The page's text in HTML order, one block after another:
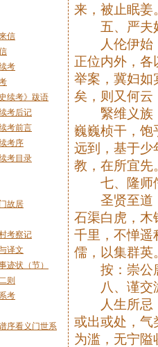
信
考
续考》跋语
考后记
考前言
考序
考目录
故居
考察记
译文
迹状（节）
则
考
序看义门世系
来，被止眠姜
五、严夫
人伦伊始，
正位内外，各
举案，冀妇如
矣，则又何
繄维义族，
巍巍桢干，饱
远到，基于少
教，在所宜先
七、隆师
圣贤至道，
石渠白虎，木
千里，不惮遥
儒，以集群英
按：崇公唐
八、谨交
人生所忌，
或出或处，气
为滥，无宁隘